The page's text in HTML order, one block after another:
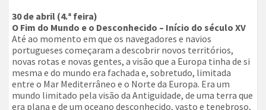
30 de abril (4.ª feira)
O Fim do Mundo e o Desconhecido – Início do século XV
Até ao momento em que os navegadores e navios
portugueses começaram a descobrir novos territórios,
novas rotas e novas gentes, a visão que a Europa tinha de si
mesma e do mundo era fachada e, sobretudo, limitada
entre o Mar Mediterrâneo e o Norte da Europa. Era um
mundo limitado pela visão da Antiguidade, de uma terra que
era plana e de um oceano desconhecido, vasto e tenebroso,